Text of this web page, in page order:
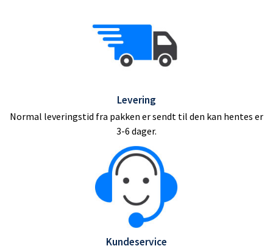
Levering
Normal leveringstid fra pakken er sendt til den kan hentes er
3-6 dager.
Kundeservice